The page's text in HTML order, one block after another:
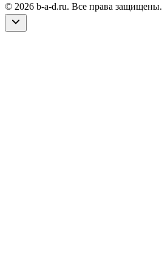
© 2026 b-a-d.ru. Все права защищены.